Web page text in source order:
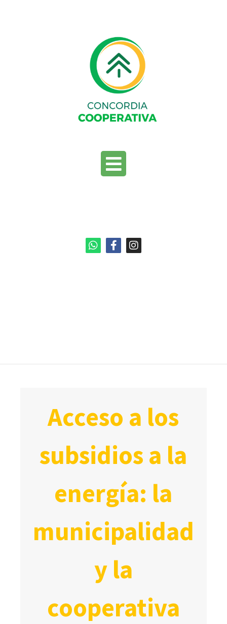
acceso a los
subsidios a la
energía: la
municipalidad
y la
cooperativa